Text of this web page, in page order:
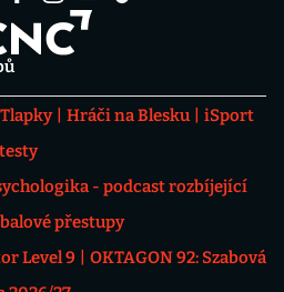
Hráči na Blesku
iSport
- podcast rozbíjející
přestupy
Level 9
OKTAGON 92: Szabová